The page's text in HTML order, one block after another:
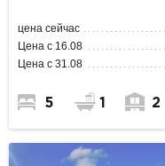
цена сейчас
Цена с 16.08
Цена с 31.08
5 1 2